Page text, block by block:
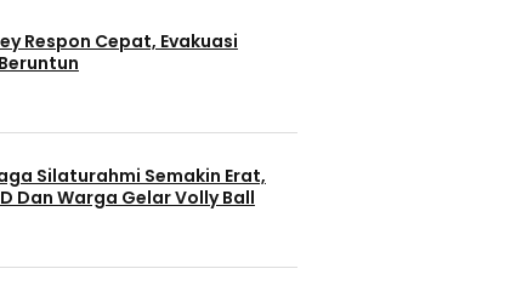
Respon Cepat, Evakuasi
Silaturahmi Semakin Erat,
Dan Warga Gelar Volly Ball